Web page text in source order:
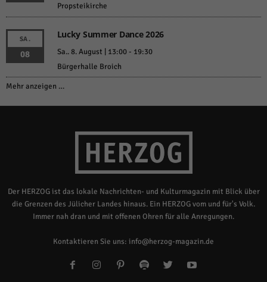
Propsteikirche
SA.
08
Lucky Summer Dance 2026
Sa.. 8. August | 13:00- 19:30
Bürgerhalle Broich
Mehr anzeigen …
Der HERZOG ist das lokale Nachrichten- und Kulturmagazin mit Blick über
die Grenzen des Jülicher Landes hinaus. Ein HERZOG vom und für's Volk.
Immer nah dran und mit offenen Ohren für alle Anregungen.
Kontaktieren Sie uns: info@herzog-magazin.de